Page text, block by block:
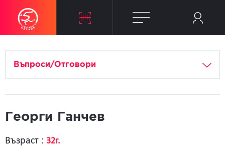
Въпроси/Отговори
Георги Ганчев
Възраст : 32г.